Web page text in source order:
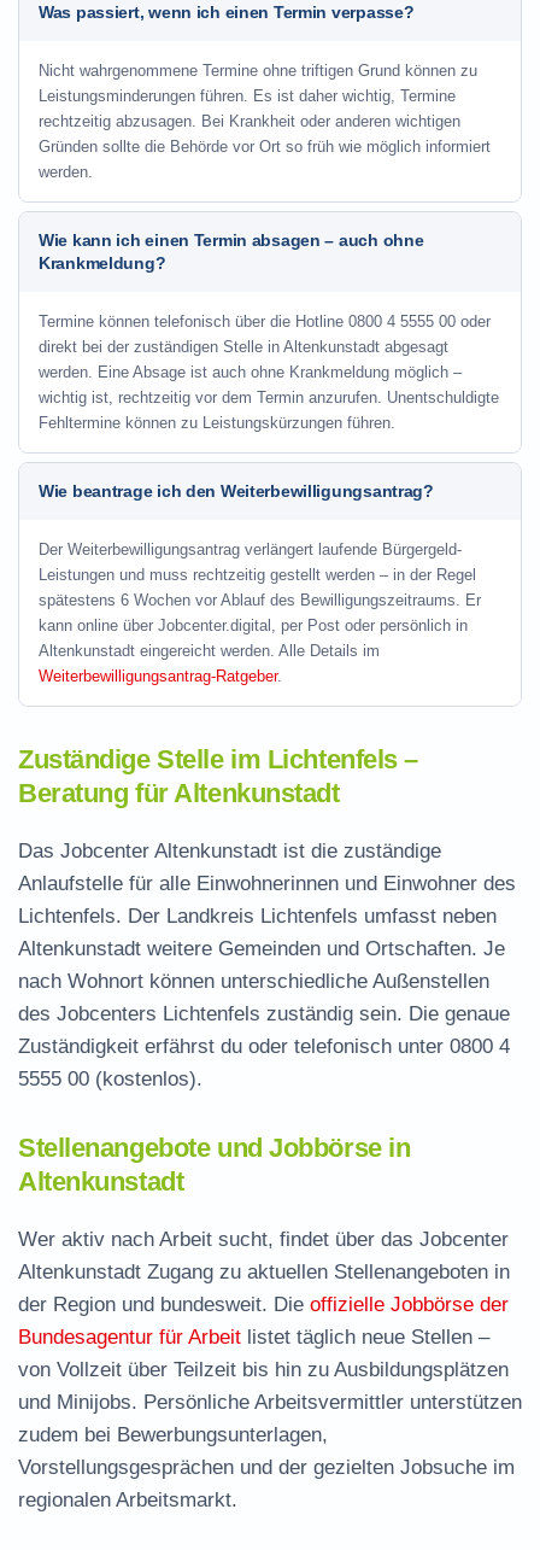
Was passiert, wenn ich einen Termin verpasse?
Nicht wahrgenommene Termine ohne triftigen Grund können zu
Leistungsminderungen führen. Es ist daher wichtig, Termine
rechtzeitig abzusagen. Bei Krankheit oder anderen wichtigen
Gründen sollte die Behörde vor Ort so früh wie möglich informiert
werden.
Wie kann ich einen Termin absagen – auch ohne
Krankmeldung?
Termine können telefonisch über die Hotline 0800 4 5555 00 oder
direkt bei der zuständigen Stelle in Altenkunstadt abgesagt
werden. Eine Absage ist auch ohne Krankmeldung möglich –
wichtig ist, rechtzeitig vor dem Termin anzurufen. Unentschuldigte
Fehltermine können zu Leistungskürzungen führen.
Wie beantrage ich den Weiterbewilligungsantrag?
Der Weiterbewilligungsantrag verlängert laufende Bürgergeld-
Leistungen und muss rechtzeitig gestellt werden – in der Regel
spätestens 6 Wochen vor Ablauf des Bewilligungszeitraums. Er
kann online über Jobcenter.digital, per Post oder persönlich in
Altenkunstadt eingereicht werden. Alle Details im
Weiterbewilligungsantrag-Ratgeber.
Zuständige Stelle im Lichtenfels –
Beratung für Altenkunstadt
Das Jobcenter Altenkunstadt ist die zuständige
Anlaufstelle für alle Einwohnerinnen und Einwohner des
Lichtenfels. Der Landkreis Lichtenfels umfasst neben
Altenkunstadt weitere Gemeinden und Ortschaften. Je
nach Wohnort können unterschiedliche Außenstellen
des Jobcenters Lichtenfels zuständig sein. Die genaue
Zuständigkeit erfährst du oder telefonisch unter 0800 4
5555 00 (kostenlos).
Stellenangebote und Jobbörse in
Altenkunstadt
Wer aktiv nach Arbeit sucht, findet über das Jobcenter
Altenkunstadt Zugang zu aktuellen Stellenangeboten in
der Region und bundesweit. Die offizielle Jobbörse der
Bundesagentur für Arbeit listet täglich neue Stellen –
von Vollzeit über Teilzeit bis hin zu Ausbildungsplätzen
und Minijobs. Persönliche Arbeitsvermittler unterstützen
zudem bei Bewerbungsunterlagen,
Vorstellungsgesprächen und der gezielten Jobsuche im
regionalen Arbeitsmarkt.